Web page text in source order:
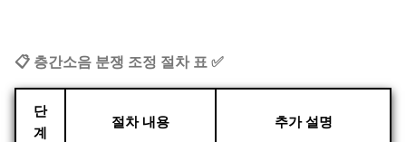
📋 층간소음 분쟁 조정 절차 표 ✅
단
계
절차 내용 추가 설명